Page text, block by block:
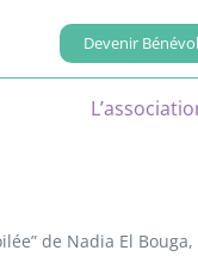
Devenir
de Nadia El